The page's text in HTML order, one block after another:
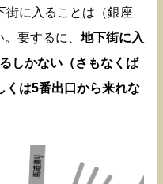
街に入ることは（銀座
要するに、 地下街に入
しかない（さもなくば
くは5番出口から来れな